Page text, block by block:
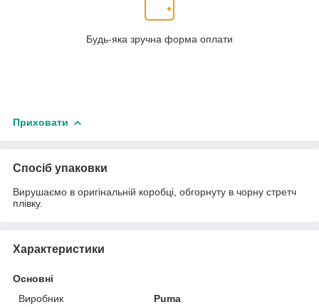
Будь-яка зручна форма оплати
Приховати
Спосіб упаковки
Вирушаємо в оригінальній коробці, обгорнуту в чорну стретч
плівку.
Характеристики
Основні
Виробник
Puma